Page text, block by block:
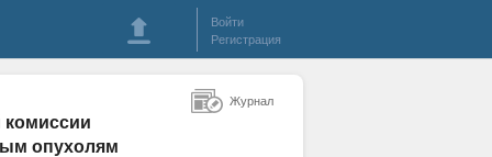
Войти
Регистрация
комиссии
опухолям
Журнал